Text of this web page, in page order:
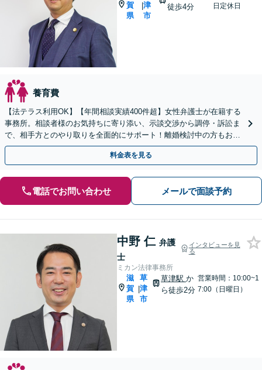
賀
県
|津
市
徒歩4分
日定休日
養育費
【法テラス利用OK】【年間相談実績400件超】女性弁護士が在籍する
事務所。相談者様のお気持ちに寄り添い、示談交渉から調停・訴訟ま
で、相手方とのやり取りを全面的にサポート！離婚検討中の方もお気
軽にご相談ください【堅田駅4分】【無料駐車場あり】
料金表を見る
電話でお問い合わせ メールで面談予約
中野 仁 弁護
士
インタビューを見
る
ミカン法律事務所
滋
賀
県
|
草
津
市
草津駅 か
ら徒歩2分
営業時間：10:00~1
7:00（日曜日）